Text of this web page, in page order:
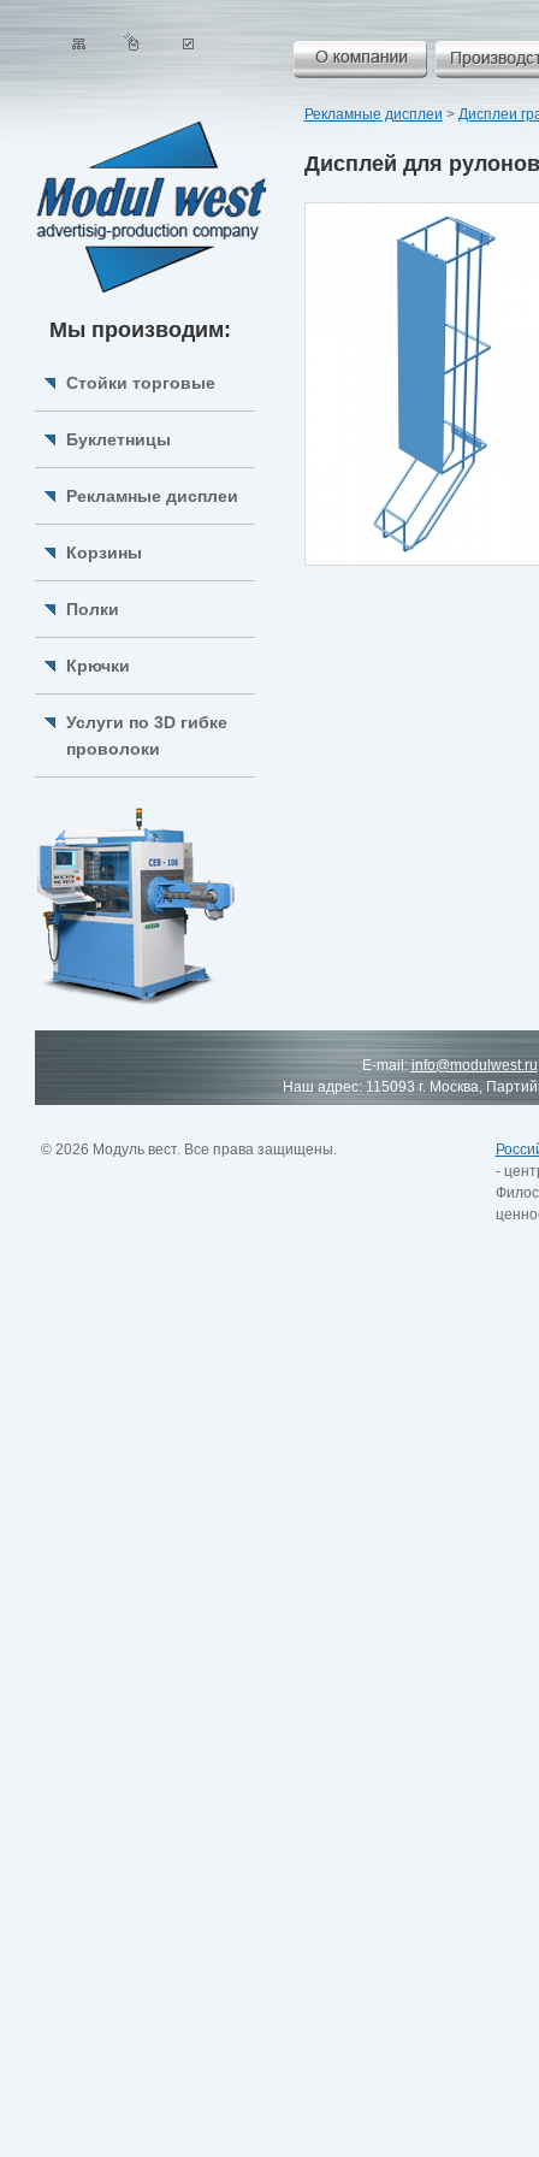
Мы производим:
Стойки торговые
Буклетницы
Рекламные дисплеи
Корзины
Полки
Крючки
Услуги по 3D гибке
проволоки
Рекламные дисплеи > Дисплеи
Дисплей для
E-mail: info@modulwest.ru
Наш адрес: 115093 г. Москва,
© 2026 Модуль вест. Все права защищены.
-